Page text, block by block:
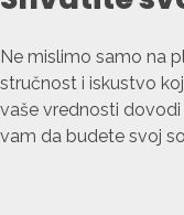
Ne mislimo samo na
stručnost i iskustvo
vaše vrednosti
vam da budete svoj